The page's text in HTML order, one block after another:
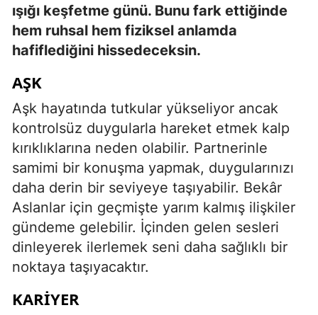
ışığı keşfetme günü. Bunu fark ettiğinde
hem ruhsal hem fiziksel anlamda
hafiflediğini hissedeceksin.
AŞK
Aşk hayatında tutkular yükseliyor ancak
kontrolsüz duygularla hareket etmek kalp
kırıklıklarına neden olabilir. Partnerinle
samimi bir konuşma yapmak, duygularınızı
daha derin bir seviyeye taşıyabilir. Bekâr
Aslanlar için geçmişte yarım kalmış ilişkiler
gündeme gelebilir. İçinden gelen sesleri
dinleyerek ilerlemek seni daha sağlıklı bir
noktaya taşıyacaktır.
KARIYER